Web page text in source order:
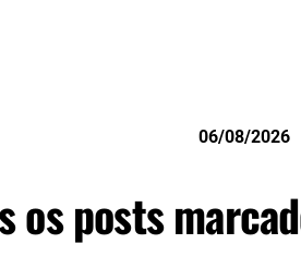
06/08/2026
os posts